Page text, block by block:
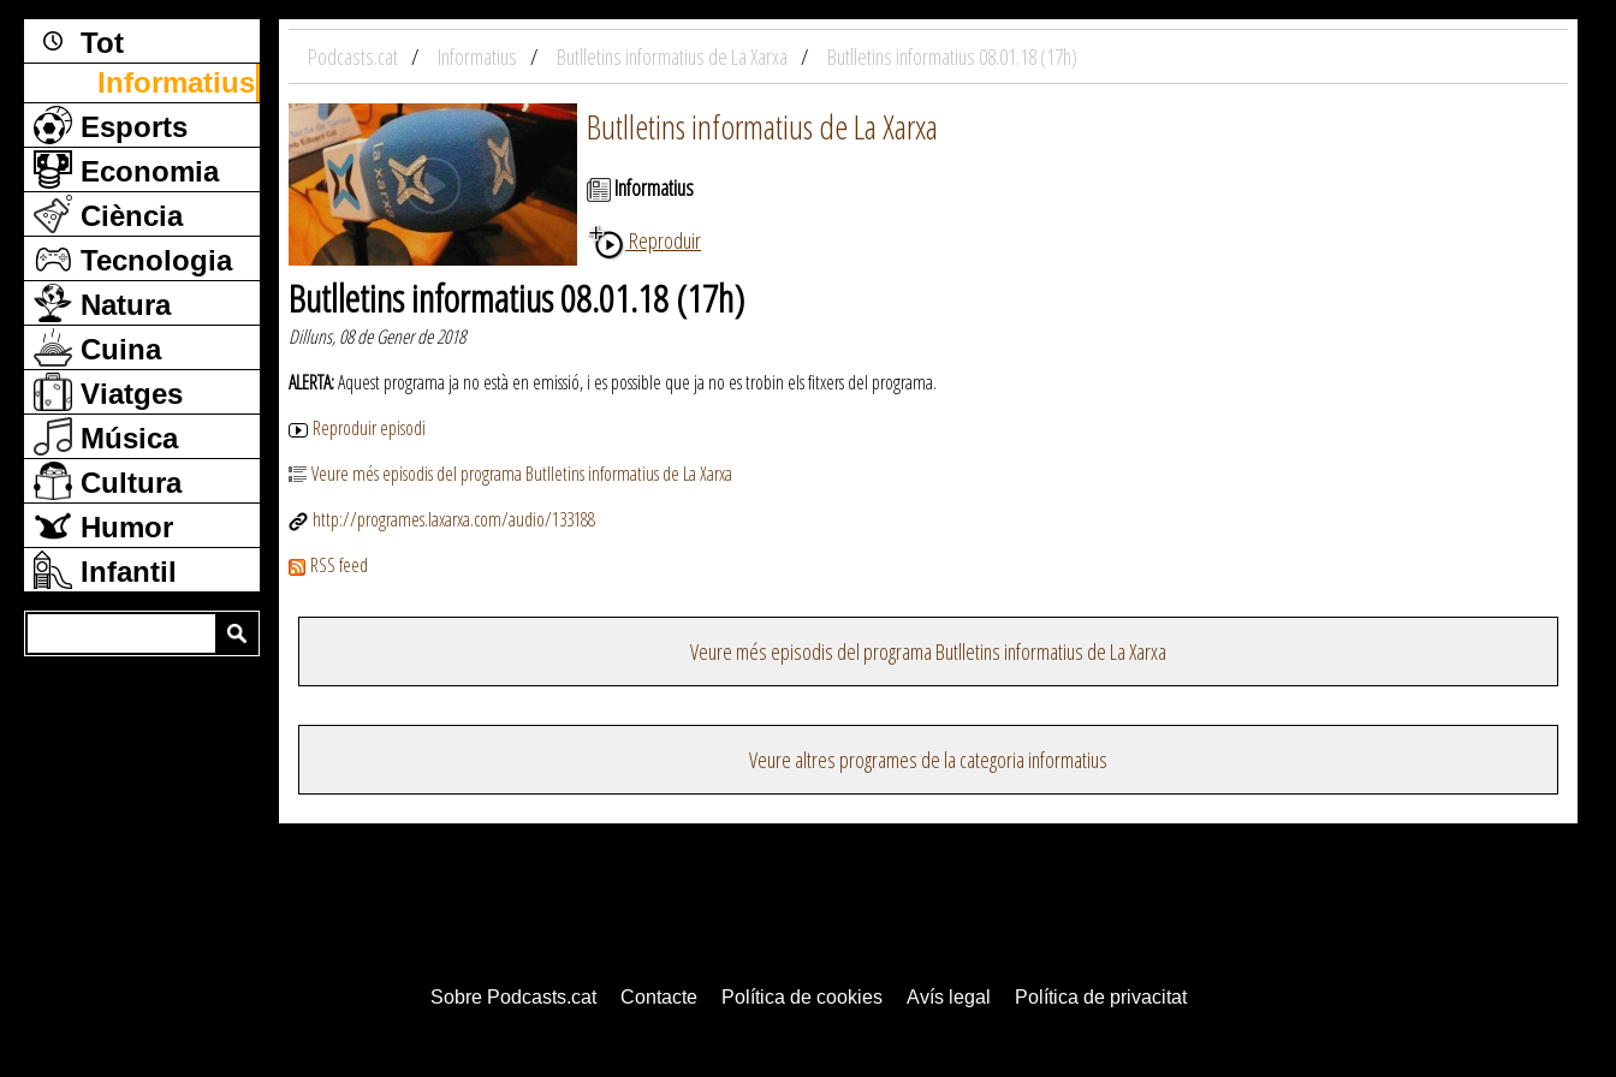
Tot
Informatius
Esports
Economia
Ciència
Tecnologia
Natura
Cuina
Viatges
Música
Cultura
Humor
Infantil
Podcasts.cat Informatius Butlletins informatius de La Xarxa Butlletins informatius 08.01.18 (17h)
Butlletins informatius de La Xarxa
Informatius
Reproduir
Butlletins informatius 08.01.18 (17h)
Dilluns, 08 de Gener de 2018
ALERTA:Aquest programa ja no està en emissió, i es possible que ja no es trobin els fitxers del programa.
Reproduir episodi
Veure més episodis del programa Butlletins informatius de La Xarxa
http://programes.laxarxa.com/audio/133188
RSS feed
Veure més episodis del programa Butlletins informatius de La Xarxa
Veure altres programes de la categoria informatius
Sobre Podcasts.cat Contacte Política de cookies Avís legal Política de privacitat